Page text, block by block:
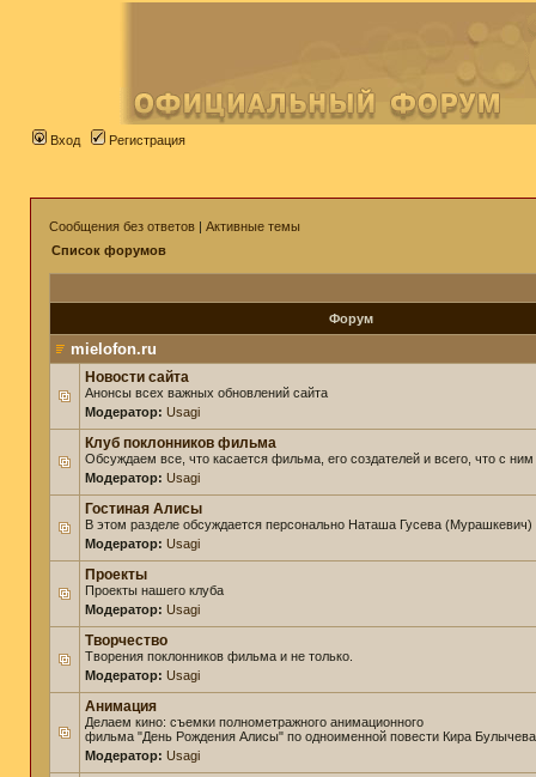
Вход Регистрация
Сообщения без ответов | Активные темы
Список форумов
Форум
mielofon.ru
Новости сайта
Анонсы всех важных обновлений сайта
Модератор: Usagi
Клуб поклонников фильма
Обсуждаем все, что касается фильма, его создателей и всего, что с ним
Модератор: Usagi
Гостиная Алисы
В этом разделе обсуждается персонально Наташа Гусева (Мурашкевич)
Модератор: Usagi
Проекты
Проекты нашего клуба
Модератор: Usagi
Творчество
Творения поклонников фильма и не только.
Модератор: Usagi
Анимация
Делаем кино: съемки полнометражного анимационного
фильма "День Рождения Алисы" по одноименной повести Кира
Модератор: Usagi